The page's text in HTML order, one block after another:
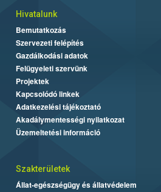
Hivatalunk
Bemutatkozás
Szervezeti felépítés
Gazdálkodási adatok
Felügyeleti szervünk
Projektek
Kapcsolódó linkek
Adatkezelési tájékoztató
Akadálymentességi nyilatkozat
Üzemeltetési információ
Szakterületek
Állat-egészségügy és állatvédelem